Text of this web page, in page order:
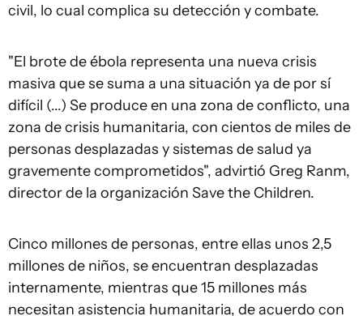
civil, lo cual complica su detección y combate.
"El brote de ébola representa una nueva crisis
masiva que se suma a una situación ya de por sí
difícil (...) Se produce en una zona de conflicto, una
zona de crisis humanitaria, con cientos de miles de
personas desplazadas y sistemas de salud ya
gravemente comprometidos", advirtió Greg Ranm,
director de la organización Save the Children.
Cinco millones de personas, entre ellas unos 2,5
millones de niños, se encuentran desplazadas
internamente, mientras que 15 millones más
necesitan asistencia humanitaria, de acuerdo con